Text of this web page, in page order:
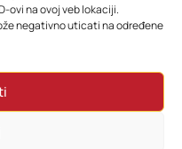
ovi na ovoj veb lokaciji.
negativno uticati na određene